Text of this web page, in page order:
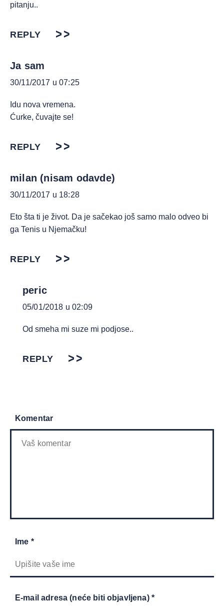
pitanju..
REPLY
Ja sam
30/11/2017 u 07:25
Idu nova vremena.
Ćurke, čuvajte se!
REPLY
milan (nisam odavde)
30/11/2017 u 18:28
Eto šta ti je život. Da je sačekao još samo malo odveo bi
ga Tenis u Njemačku!
REPLY
peric
05/01/2018 u 02:09
Od smeha mi suze mi podjose..
REPLY
Komentar
Ime *
E-mail adresa (neće biti objavljena) *